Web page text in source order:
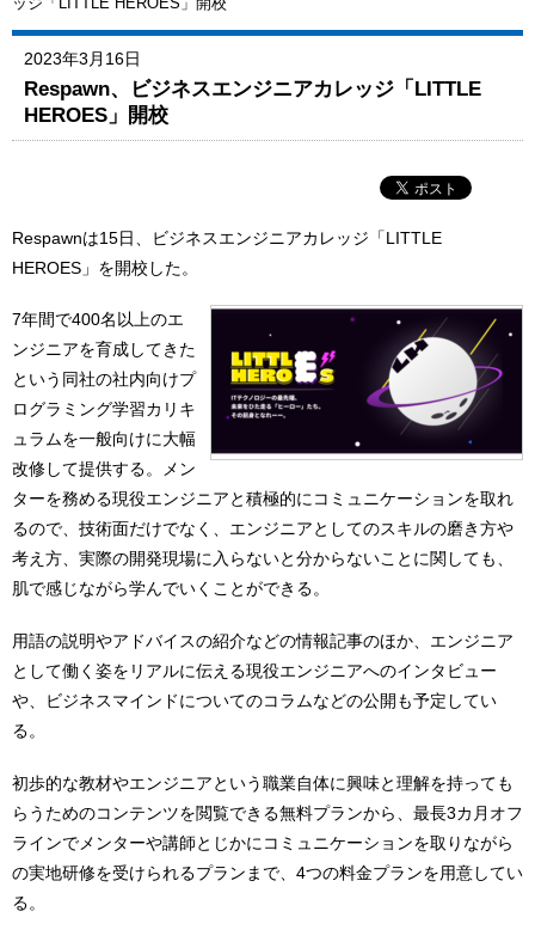
2023年3月16日
Respawn、ビジネスエンジニアカレッジ「LITTLE
HEROES」開校
Respawnは15日、ビジネスエンジニアカレッジ「LITTLE
HEROES」を開校した。
7年間で400名以上のエ
ンジニアを育成してきた
という同社の社内向けプ
ログラミング学習カリキ
ュラムを一般向けに大幅
改修して提供する。メン
ターを務める現役エンジニアと積極的にコミュニケーションを取れ
るので、技術面だけでなく、エンジニアとしてのスキルの磨き方や
考え方、実際の開発現場に入らないと分からないことに関しても、
肌で感じながら学んでいくことができる。
用語の説明やアドバイスの紹介などの情報記事のほか、エンジニア
として働く姿をリアルに伝える現役エンジニアへのインタビュー
や、ビジネスマインドについてのコラムなどの公開も予定してい
る。
初歩的な教材やエンジニアという職業自体に興味と理解を持っても
らうためのコンテンツを閲覧できる無料プランから、最長3カ月オフ
ラインでメンターや講師とじかにコミュニケーションを取りながら
の実地研修を受けられるプランまで、4つの料金プランを用意してい
る。